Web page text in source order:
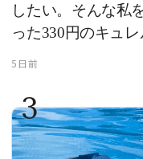
したい。そんな私
った330円のキュレ
5日前
3